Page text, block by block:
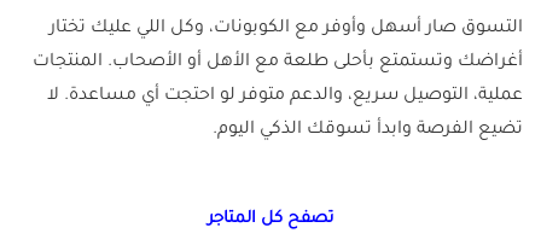
التسوق صار أسهل وأوفر مع الكوبونات، وكل اللي عليك تختار
أغراضك وتستمتع بأحلى طلعة مع الأهل أو الأصحاب. المنتجات
عملية، التوصيل سريع، والدعم متوفر لو احتجت أي مساعدة. لا
تضيع الفرصة وابدأ تسوقك الذكي اليوم.
تصفح كل المتاجر